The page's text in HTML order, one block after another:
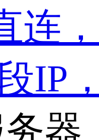
连
IP
器